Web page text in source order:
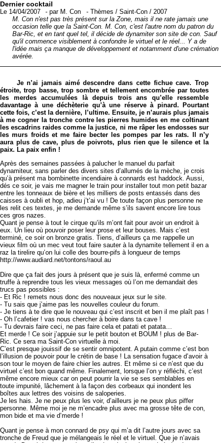
Dernier cocktail
Le 14/04/2007 -par M. Con - Thèmes / Saint-Con/ 2007
M. Con n'est pas très présent sur la Zone, mais il ne rate jamais une
occasion telle que la Saint-Con. M. Con, c'est l'autre nom du patron du
Bar-Ric, et en tant quel tel, il décide de dynamiter son site de con. Sauf
qu'il commence visiblement à confondre le virtuel et le réel... Y a de
l'idée mais ça manque de développement et notamment d'une crémation
avérée.
Je n’ai jamais aimé descendre dans cette fichue cave. Trop
étroite, trop basse, trop sombre et tellement encombrée par toutes
les merdes accumulées là depuis trois ans qu’elle ressemble
davantage à une déchèterie qu’à une réserve à pinard. Pourtant
cette fois, c’est la dernière, l’ultime. Ensuite, je n’aurais plus jamais
à me cogner la tronche contre les pierres humides en me coltinant
les escadrins raides comme la justice, ni me râper les endosses sur
les murs froids et me faire becter les pompes par les rats. Il n’y
aura plus de cave, plus de poivrots, plus rien que le silence et la
paix. La paix enfin !
Après des semaines passées à palucher le manuel du parfait
dynamiteur, sans parler des divers sites d’allumés de la mèche, je crois
qu’à présent ma bombinette incendiaire à connards est haddock. Aussi,
dés ce soir, je vais me magner le train pour installer tout mon petit bazar
entre les tonneaux de bière et les milliers de posts entassés dans des
caisses à oubli et hop, adieu j’t’ai vu ! De toute façon plus personne ne
les relit ces textes, je me demande même s’ils savent encore lire tous
ces gros nazes.
Quant je pense à tout le cirque qu’ils m’ont fait pour avoir un endroit à
eux. Un lieu où pouvoir poser leur prose et leur bouses. Mais c’est
terminé, ce soir on bronze gratis. Tiens, d’ailleurs ça me rappelle un
vieux film où un mec veut tout faire sauter à la dynamite tellement il en a
raz la tirelire qu’on lui colle des bourre-pifs à longueur de temps
http://www.audiard.net/tontons/raoul.au
Dire que ça fait des jours à présent que je suis là, enfermé comme un
truffe à reprendre tous les vieux messages où l’on me demandait des
trucs pas possibles :
- Et Ric ! remets nous donc des nouveaux jeux sur le site.
- Tu sais que j’aime pas les nouvelles couleur du forum.
- Je tiens à te dire que le nouveau qui c’est inscrit et ben il me plaît pas !
- Oh l’cafetier ! vas nous chercher à boire dans ta cave !
- Tu devrais faire ceci, ne pas faire cela et patati et patata…
Et merde ! Ce soir j’appuie sur le petit bouton et BOUM ! plus de Bar-
Ric. Ce sera ma Saint-Con virtuelle à moi.
C’est presque jouissif de se sentir omnipotent. A putain comme c’est bon
l’illusion de pouvoir pour le crétin de base ! La sensation fugace d’avoir à
son tour le moyen de faire chier les autres. Et même si ce n’est que du
virtuel c’est bon quand même. Finalement, lorsque l’on y réfléchi, c’est
même encore mieux car on peut pourrir la vie se ses semblables en
toute impunité, lâchement à la façon des corbeaux qui inondent les
boîtes aux lettres des voisins de saloperies.
Je les hais. Je ne peux plus les voir, d’ailleurs je ne peux plus piffer
personne. Même moi je ne m’encadre plus avec ma grosse tête de con,
mon bide et ma vie d’merde !
Quant je pense à mon connard de psy qui m’a dit l’autre jours avec sa
tronche de Freud que je mélangeais le réel et le virtuel. Que je n’avais